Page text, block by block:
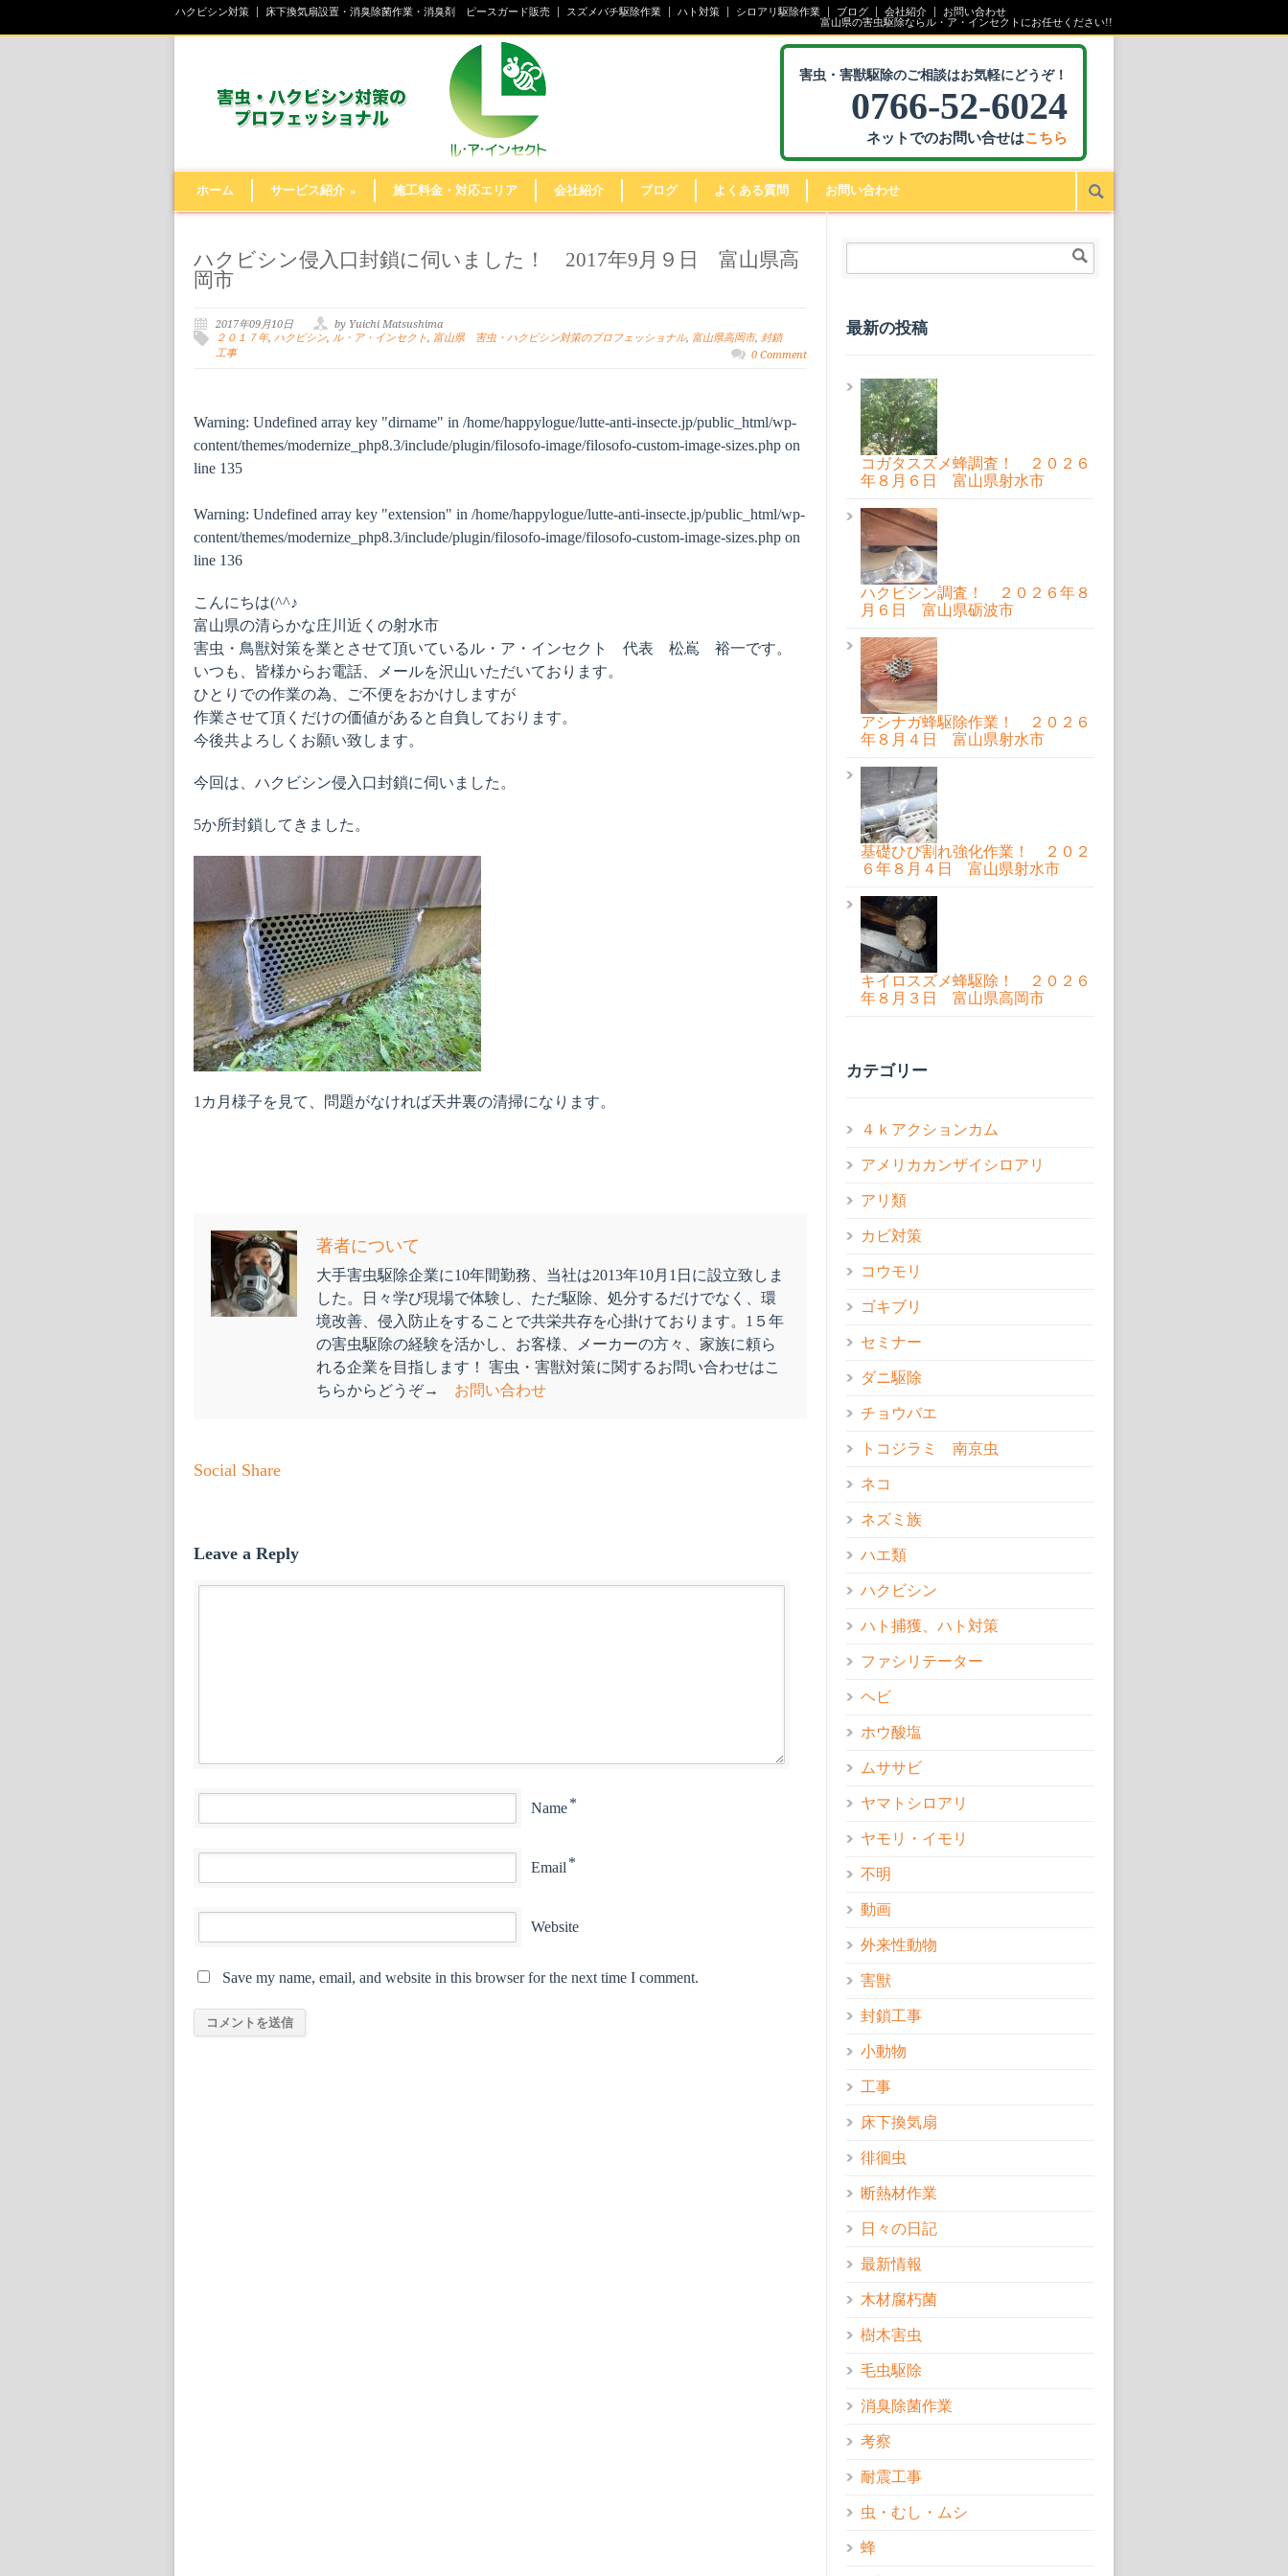
ハクビシン対策 床下換気扇設置・消臭除菌作業・消臭剤 ピースガード販売 スズメバチ駆除作業 ハト対策 シロアリ駆除作業 ブログ 会社紹介
お問い合わせ
富山県の害虫駆除ならル・ア・インセクトにお任せください!!
害虫・害獣駆除のご相談はお気軽にどうぞ！
0766-52-6024
ネットでのお問い合せはこちら
ホーム サービス紹介 » 施工料金・対応エリア 会社紹介 ブログ よくある質問 お問い合わせ
ハクビシン侵入口封鎖に伺いました！ 2017年9月９日 富山県高
岡市
2017年09月10日
by Yuichi Matsushima
２０１７年, ハクビシン, ル・ア・インセクト, 富山県 害虫・ハクビシン対策のプロフェッショナル, 富山県高岡市, 封鎖
工事
0 Comment
Warning: Undefined array key "dirname" in /home/happylogue/lutte-anti-insecte.jp/public_html/wp-
content/themes/modernize_php8.3/include/plugin/filosofo-image/filosofo-custom-image-sizes.php on
line 135
Warning: Undefined array key "extension" in /home/happylogue/lutte-anti-insecte.jp/public_html/wp-
content/themes/modernize_php8.3/include/plugin/filosofo-image/filosofo-custom-image-sizes.php on
line 136
こんにちは(^^♪
富山県の清らかな庄川近くの射水市
害虫・鳥獣対策を業とさせて頂いているル・ア・インセクト 代表 松嶌 裕一です。
いつも、皆様からお電話、メールを沢山いただいております。
ひとりでの作業の為、ご不便をおかけしますが
作業させて頂くだけの価値があると自負しております。
今後共よろしくお願い致します。
今回は、ハクビシン侵入口封鎖に伺いました。
5か所封鎖してきました。
1カ月様子を見て、問題がなければ天井裏の清掃になります。
著者について
大手害虫駆除企業に10年間勤務、当社は2013年10月1日に設立致しま
した。日々学び現場で体験し、ただ駆除、処分するだけでなく、環
境改善、侵入防止をすることで共栄共存を心掛けております。1５年
の害虫駆除の経験を活かし、お客様、メーカーの方々、家族に頼ら
れる企業を目指します！ 害虫・害獣対策に関するお問い合わせはこ
ちらからどうぞ→ お問い合わせ
Social Share
Leave a Reply
Name*
Email *
Website
Save my name, email, and website in this browser for the next time I comment.
最新の投稿
コガタスズメ蜂調査！ ２０２６
年８月６日 富山県射水市
ハクビシン調査！ ２０２６年８
月６日 富山県砺波市
アシナガ蜂駆除作業！ ２０２６
年８月４日 富山県射水市
基礎ひび割れ強化作業！ ２０２
６年８月４日 富山県射水市
キイロスズメ蜂駆除！ ２０２６
年８月３日 富山県高岡市
カテゴリー
４ｋアクションカム
アメリカカンザイシロアリ
アリ類
カビ対策
コウモリ
ゴキブリ
セミナー
ダニ駆除
チョウバエ
トコジラミ 南京虫
ネコ
ネズミ族
ハエ類
ハクビシン
ハト捕獲、ハト対策
ファシリテーター
ヘビ
ホウ酸塩
ムササビ
ヤマトシロアリ
ヤモリ・イモリ
不明
動画
外来性動物
害獣
封鎖工事
小動物
工事
床下換気扇
徘徊虫
断熱材作業
日々の日記
最新情報
木材腐朽菌
樹木害虫
毛虫駆除
消臭除菌作業
考察
耐震工事
虫・むし・ムシ
蜂